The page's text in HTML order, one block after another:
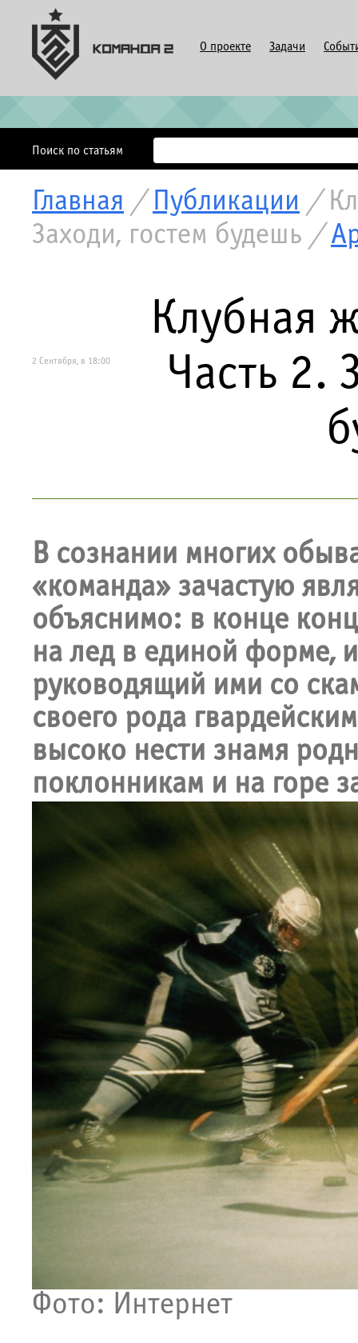
О проекте Задачи
Поиск по статьям
Главная / Публикации /
Заходи, гостем будешь /
2 Сентября, в 18:00
Клубная
Часть 2.
В сознании многих
«команда» зачастую
объяснимо: в конце
на лед в единой форме,
руководящий ими со
своего рода
высоко нести знамя
поклонникам и на горе
Фото: Интернет